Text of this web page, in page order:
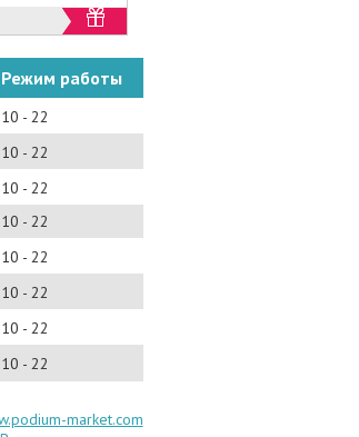
Режим работы
10 - 22
10 - 22
10 - 22
10 - 22
10 - 22
10 - 22
10 - 22
10 - 22
market.com